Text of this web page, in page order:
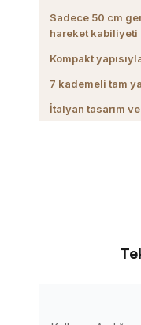
Sadece 50 cm
hareket kabiliyeti
Kompakt
7 kademeli tam
İtalyan tasarım